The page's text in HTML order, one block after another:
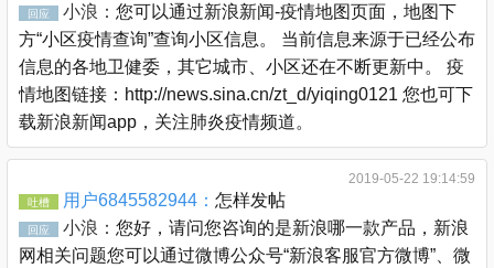
回应 小浪： 您可以通过新浪新闻-疫情地图页面，地图下
方“小区疫情查询”查询小区信息。 当前信息来源于已经公布
信息的各地卫健委，其它城市、小区还在不断更新中。 疫
情地图链接：http://news.sina.cn/zt_d/yiqing0121 您也可下
载新浪新闻app，关注肺炎疫情频道。
2019-05-22 19:14:59
吐槽 用户6845582944： 怎样发帖
回应 小浪： 您好，请问您咨询的是新浪哪一款产品，新浪
网相关问题您可以通过微博公众号“新浪客服官方微博”、微